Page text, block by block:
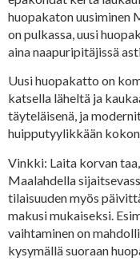
huopakaton uusiminen
on pulkassa, uusi
aina naapuripitäjissä
Uusi huopakatto on
katsella läheltä ja
täyteläisenä, ja
huipputyylikkään
Vinkki: Laita korvan
Maalahdella
tilaisuuden myös
makusi mukaiseksi.
vaihtaminen on
kysymällä suoraan